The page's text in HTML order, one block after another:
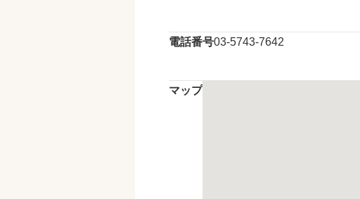
電話番号03-5743-7642
マップ